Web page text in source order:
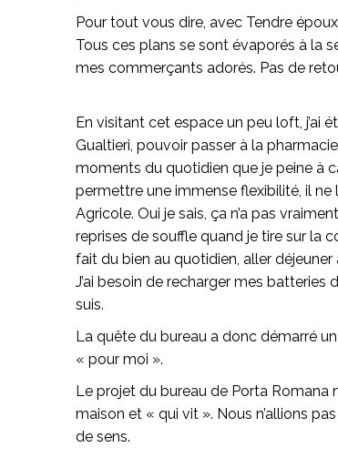
Pour tout vous dire, avec Tendre
Tous ces plans se sont évaporés à la
mes commerçants adorés. Pas de
En visitant cet espace un peu loft, j’ai
Gualtieri, pouvoir passer à la
moments du quotidien que je peine à
permettre une immense flexibilité, il ne
Agricole. Oui je sais, ça n’a pas
reprises de souffle quand je tire sur la
fait du bien au quotidien, aller
J’ai besoin de recharger mes batteries
suis.
La quête du bureau a donc démarré
« pour moi ».
Le projet du bureau de Porta Romana
maison et « qui vit ». Nous n’allions
de sens.